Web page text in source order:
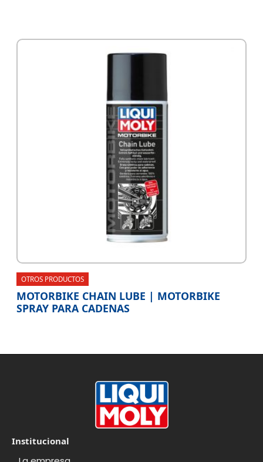
OTROS PRODUCTOS
MOTORBIKE CHAIN LUBE | MOTORBIKE
SPRAY PARA CADENAS
Institucional